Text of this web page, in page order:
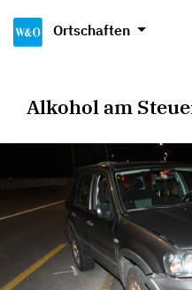
Ortschaften
Alkohol am